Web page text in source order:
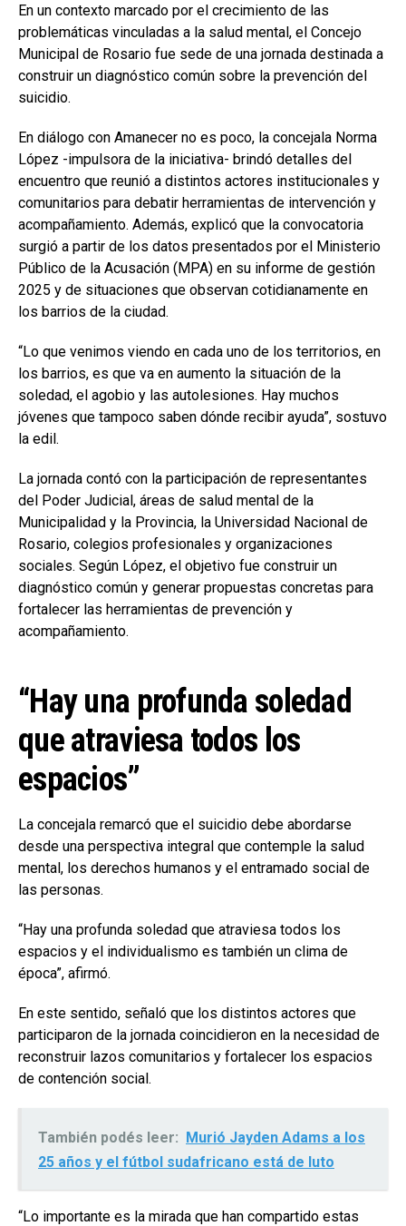
En un contexto marcado por el crecimiento de las
problemáticas vinculadas a la salud mental, el Concejo
Municipal de Rosario fue sede de una jornada destinada a
construir un diagnóstico común sobre la prevención del
suicidio.
En diálogo con Amanecer no es poco, la concejala Norma
López -impulsora de la iniciativa- brindó detalles del
encuentro que reunió a distintos actores institucionales y
comunitarios para debatir herramientas de intervención y
acompañamiento. Además, explicó que la convocatoria
surgió a partir de los datos presentados por el Ministerio
Público de la Acusación (MPA) en su informe de gestión
2025 y de situaciones que observan cotidianamente en
los barrios de la ciudad.
“Lo que venimos viendo en cada uno de los territorios, en
los barrios, es que va en aumento la situación de la
soledad, el agobio y las autolesiones. Hay muchos
jóvenes que tampoco saben dónde recibir ayuda”, sostuvo
la edil.
La jornada contó con la participación de representantes
del Poder Judicial, áreas de salud mental de la
Municipalidad y la Provincia, la Universidad Nacional de
Rosario, colegios profesionales y organizaciones
sociales. Según López, el objetivo fue construir un
diagnóstico común y generar propuestas concretas para
fortalecer las herramientas de prevención y
acompañamiento.
“Hay una profunda soledad
que atraviesa todos los
espacios”
La concejala remarcó que el suicidio debe abordarse
desde una perspectiva integral que contemple la salud
mental, los derechos humanos y el entramado social de
las personas.
“Hay una profunda soledad que atraviesa todos los
espacios y el individualismo es también un clima de
época”, afirmó.
En este sentido, señaló que los distintos actores que
participaron de la jornada coincidieron en la necesidad de
reconstruir lazos comunitarios y fortalecer los espacios
de contención social.
También podés leer: Murió Jayden Adams a los
25 años y el fútbol sudafricano está de luto
“Lo importante es la mirada que han compartido estas